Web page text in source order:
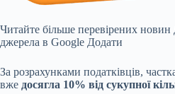
Читайте більше перевірених новин
джерела в Google Додати
За розрахунками податківців,
вже досягла 10% від сукупної